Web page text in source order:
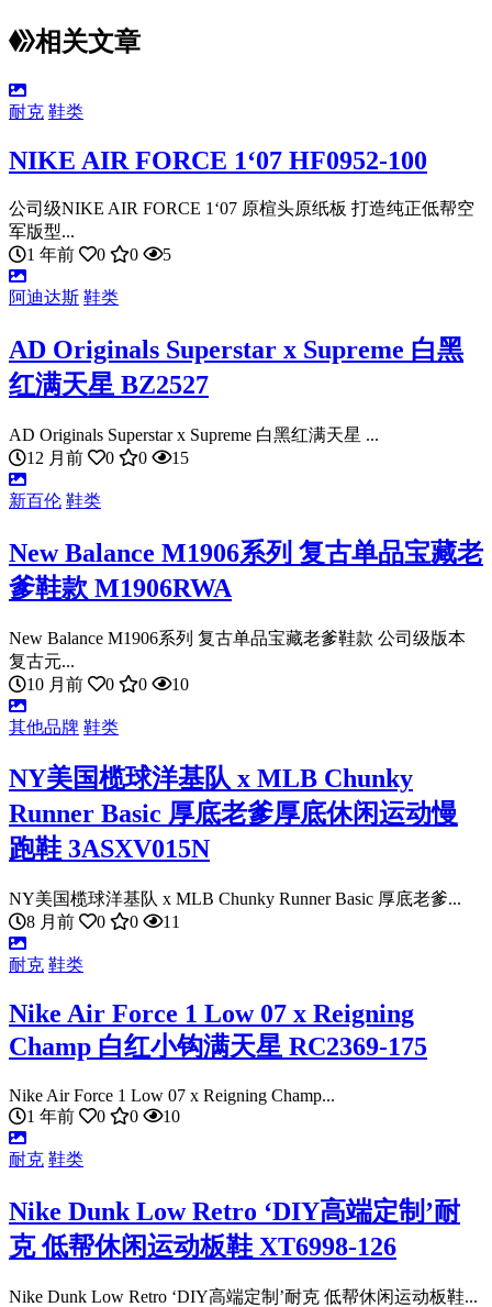
相关文章
耐克 鞋类
NIKE AIR FORCE 1‘07 HF0952-100
公司级NIKE AIR FORCE 1‘07 原楦头原纸板 打造纯正低帮空
军版型...
1 年前
0 0 5
阿迪达斯 鞋类
AD Originals Superstar x Supreme 白黑
红满天星 BZ2527
AD Originals Superstar x Supreme 白黑红满天星 ...
12 月前
0 0 15
新百伦 鞋类
New Balance M1906系列 复古单品宝藏老
爹鞋款 M1906RWA
New Balance M1906系列 复古单品宝藏老爹鞋款 公司级版本
复古元...
10 月前
0 0 10
其他品牌 鞋类
NY美国榄球洋基队 x MLB Chunky
Runner Basic 厚底老爹厚底休闲运动慢
跑鞋 3ASXV015N
NY美国榄球洋基队 x MLB Chunky Runner Basic 厚底老爹...
8 月前
0 0 11
耐克 鞋类
Nike Air Force 1 Low 07 x Reigning
Champ 白红小钩满天星 RC2369-175
Nike Air Force 1 Low 07 x Reigning Champ...
1 年前
0 0 10
耐克 鞋类
Nike Dunk Low Retro ‘DIY高端定制’耐
克 低帮休闲运动板鞋 XT6998-126
Nike Dunk Low Retro ‘DIY高端定制’耐克 低帮休闲运动板鞋...